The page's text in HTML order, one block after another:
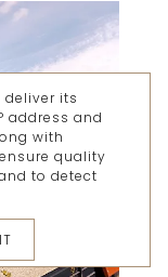
deliver its
address and
with
quality
to detect